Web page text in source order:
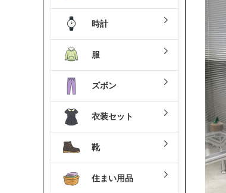
時計
服
ズボン
衣装セット
靴
住まい用品